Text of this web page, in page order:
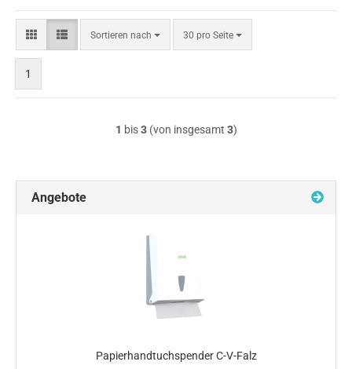
Sortieren nach
Sortieren
nach
30 pro Seite
pro Seite
1
1 bis3(von insgesamt 3)
Angebote
Papierhandtuchspender C-V-Falz